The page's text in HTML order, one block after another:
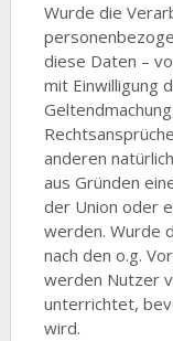
Wurde die
diese Daten –
mit Einwilligung
anderen
aus Gründen
der Union oder
werden. Wurde
nach den o.g.
werden Nutzer
unterrichtet,
wird.